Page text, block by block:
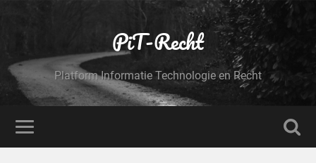
PiT-Recht
Platform Informatie Technologie en Recht